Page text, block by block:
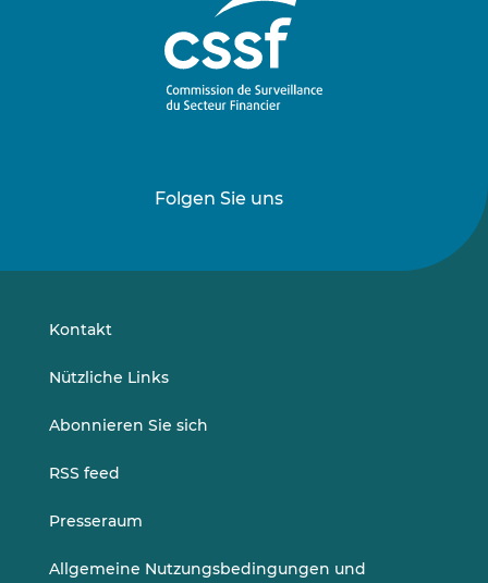
Folgen Sie uns
uns
uns
Kontakt
Nützliche Links
Abonnieren Sie sich
RSS feed
Presseraum
Allgemeine Nutzungsbedingungen und